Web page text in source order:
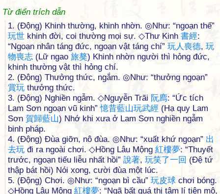
Từ điển trích dẫn
1. (Động) Khinh thường, khinh nhờn. ◎Như: “ngoạn thế”
玩世 khinh đời, coi thường mọi sự. ◇Thư Kinh 書經:
“Ngoạn nhân táng đức, ngoạn vật táng chí” 玩人喪德, 玩
物喪志 (Lữ ngao 旅獒) Khinh nhờn người thì hỏng đức,
khinh thường vật thì hỏng chí.
2. (Động) Thưởng thức, ngắm. ◎Như: “thưởng ngoạn”
賞玩 thưởng thức.
3. (Động) Nghiền ngẫm. ◇Nguyễn Trãi 阮廌: “Ức tích
Lam Sơn ngoạn vũ kinh”憶昔藍山玩武經 (Hạ quy Lam
Sơn 賀歸藍山) Nhớ khi xưa ở Lam Sơn nghiền ngẫm
binh pháp.
4. (Động) Đùa giỡn, nô đùa. ◎Như: “xuất khứ ngoạn” 出
去玩 đi ra ngoài chơi. ◇Hồng Lâu Mộng 紅樓夢: “Thuyết
trước, ngoạn tiếu liễu nhất hồi” 說著, 玩笑了一回 (Đệ tứ
thập bát hồi) Nói xong, cười đùa một lúc.
5. (Động) Chơi. ◎Như: “ngoạn bì cầu” 玩皮球 chơi bóng.
◇Hồng Lâu Mộng 紅樓夢: “Ngã bất quá thị tâm lí tiện mộ,